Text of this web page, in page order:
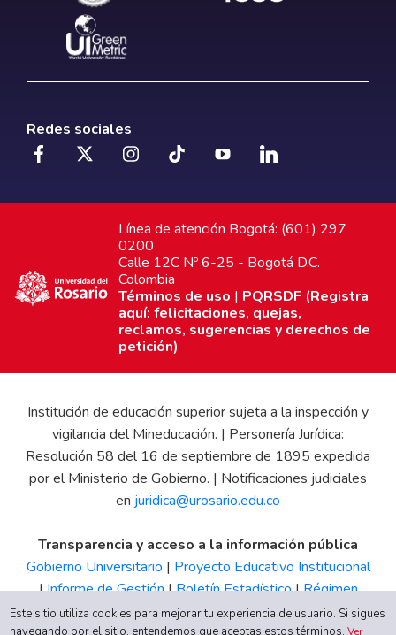
Redes sociales
Línea de atención Bogotá: (601) 297
0200
Calle 12C Nº 6-25 - Bogotá D.C.
Colombia
Términos de uso | PQRSDF (Registra
aquí: felicitaciones, quejas,
reclamos, sugerencias y derechos de
petición)
Institución de educación superior sujeta a la inspección y
vigilancia del Mineducación. | Personería Jurídica:
Resolución 58 del 16 de septiembre de 1895 expedida
por el Ministerio de Gobierno. | Notificaciones judiciales
en juridica@urosario.edu.co
Transparencia y acceso a la información pública
Gobierno Universitario | Proyecto Educativo Institucional
|Informe de Gestión|Boletín Estadístico|Régimen
Tributario|Estados Financieros |Código de Ética| Canal
Este sitio utiliza cookies para mejorar tu experiencia de usuario. Si sigues
navegando por el sitio, entendemos que aceptas estos términos.Ver